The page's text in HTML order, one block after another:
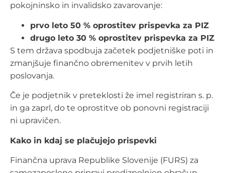
pokojninsko in invalidsko zavarovanje:
prvo leto 50 % oprostitev prispevka za PIZ
drugo leto 30 % oprostitev prispevka za PIZ
S tem država spodbuja začetek podjetniške poti in
zmanjšuje finančno obremenitev v prvih letih
poslovanja.
Če je podjetnik v preteklosti že imel registriran s. p.
in ga zaprl, do te oprostitve ob ponovni registraciji
ni upravičen.
Kako in kdaj se plačujejo prispevki
Finančna uprava Republike Slovenije (FURS) za